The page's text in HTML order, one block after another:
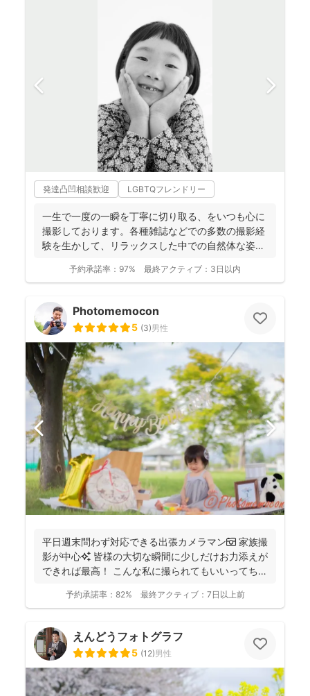
発達凸凹相談歓迎 LGBTQフレンドリー
一生で一度の一瞬を丁寧に切り取る、をいつも心に
撮影しております。各種雑誌などでの多数の撮影経
験を生かして、リラックスした中での自然体な姿の
予約承諾率： 97% 最終アクティブ： 3日以内
Photomemocon
5 (3)男性
平日週末問わず対応できる出張カメラマン📷 家族撮
影が中心✨ 皆様の大切な瞬間に少しだけお力添えが
できれば最高！ こんな私に撮られてもいいってちら
予約承諾率： 82% 最終アクティブ： 7日以上前
えんどうフォトグラフ
5 (12)男性